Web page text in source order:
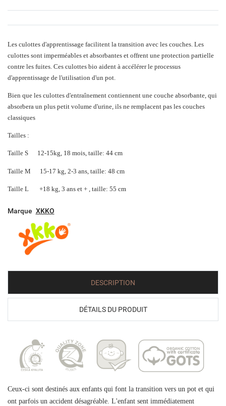
Les culottes d'apprentissage facilitent la transition avec les couches. Les
culottes sont imperméables et absorbantes et offrent une protection partielle
contre les fuites. Ces culottes bio aident à accélérer le processus
d'apprentissage de l'utilisation d'un pot.
Bien que les culottes d'entraînement contiennent une couche absorbante, qui
absorbera un plus petit volume d'urine, ils ne remplacent pas les couches
classiques
Tailles :
Taille S 12-15kg, 18 mois, taille: 44 cm
Taille M 15-17 kg, 2-3 ans, taille: 48 cm
Taille L +18 kg, 3 ans et + , taille: 55 cm
Marque XKKO
DESCRIPTION
DÉTAILS DU PRODUIT
Ceux-ci sont destinés aux enfants qui font la transition vers un pot et qui
ont parfois un accident désagréable. L'enfant sent immédiatement